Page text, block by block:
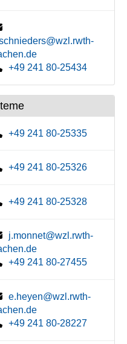
+49 241 80-25434
+49 241 80-25335
+49 241 80-25326
+49 241 80-25328
j.monnet@wzl.rwth-
+49 241 80-27455
e.heyen@wzl.rwth-
+49 241 80-28227